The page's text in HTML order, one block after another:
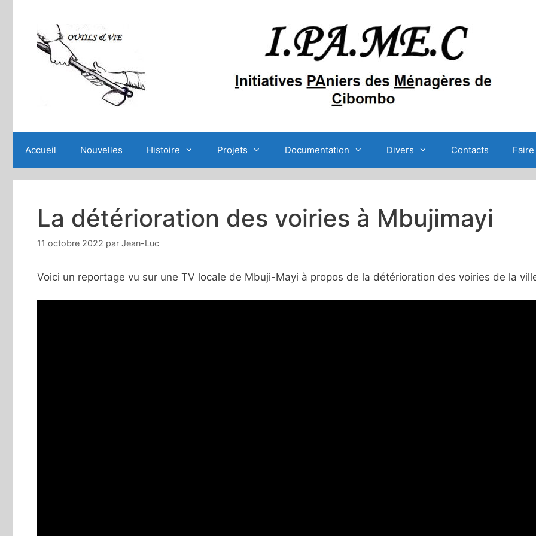
contenu
Accueil Nouvelles Histoire Projets Documentation Divers Contacts
La détérioration des voiries à Mbujimayi
11 octobre 2022 par Jean-Luc
Voici un reportage vu sur une TV locale de Mbuji-Mayi à propos de la détérioration des voiries de la